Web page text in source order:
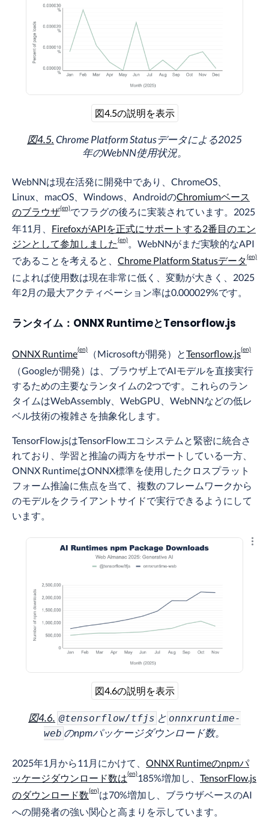
図4.5の説明を表示
図4.5.Chrome Platform Statusデータによる2025
年のWebNN使用状況。
WebNNは現在活発に開発中であり、ChromeOS、
Linux、macOS、Windows、AndroidのChromiumベース
のブラウザ
でフラグの後ろに実装されています。2025
年11月、 FirefoxがAPIを正式にサポートする2番目のエン
ジンとして参加しました
。WebNNがまだ実験的なAPI
であることを考えると、 Chrome Platform Statusデータ
によれば使用数は現在非常に低く、変動が大きく、2025
年2月の最大アクティベーション率は0.000029%です。
ランタイム：ONNX RuntimeとTensorflow.js
ONNX Runtime （Microsoftが開発）とTensorflow.js
（Googleが開発）は、ブラウザ上でAIモデルを直接実行
するための主要なランタイムの2つです。これらのラン
タイムはWebAssembly、WebGPU、WebNNなどの低レ
ベル技術の複雑さを抽象化します。
TensorFlow.jsはTensorFlowエコシステムと緊密に統合さ
れており、学習と推論の両方をサポートしている一方、
ONNX RuntimeはONNX標準を使用したクロスプラット
フォーム推論に焦点を当て、複数のフレームワークから
のモデルをクライアントサイドで実行できるようにして
います。
結
図4.6の説明を表示
図4.6. @tensorflow/tfjs と onnxruntime-
web のnpmパッケージダウンロード数。
2025年1月から11月にかけて、 ONNX Runtimeのnpmパ
ッケージダウンロード数は
185%増加し、 TensorFlow.js
のダウンロード数
は70%増加し、ブラウザベースのAI
への開発者の強い関心と高まりを示しています。